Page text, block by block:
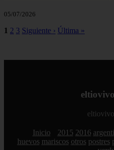
05/07/2026
1 2 3 Siguiente › Última »
Inicio 2015 2016
huevos mariscos otros postres